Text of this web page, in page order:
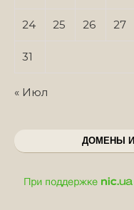
24 25 26 27
31
« Июл
ДОМЕНЫ